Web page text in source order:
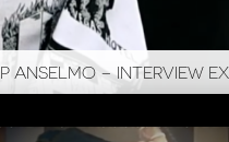
ANSELMO – INTERVIEW